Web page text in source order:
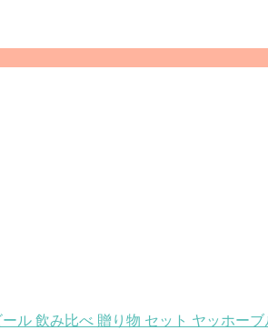
ル 飲み比べ 贈り物 セット ヤッホー